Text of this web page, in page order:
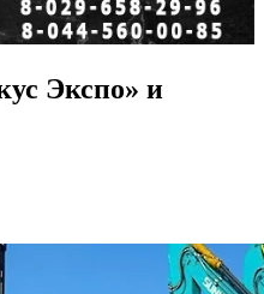
Экспо» и